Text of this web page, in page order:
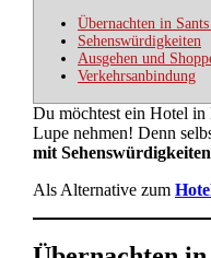
Übernachten in
Sehenswürdigkeiten
Ausgehen und
Verkehrsanbindung
Du möchtest ein Hotel in
Lupe nehmen! Denn
mit Sehenswürdigkeiten
Als Alternative zum